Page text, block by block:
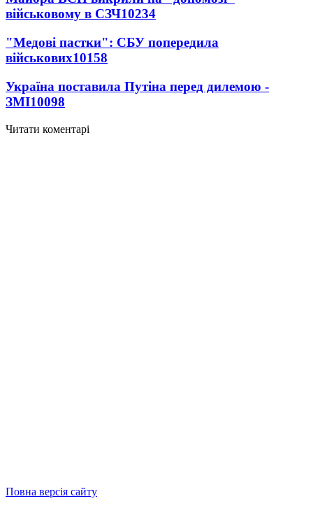
військовому в СЗЧ10234
"Медові пастки": СБУ попередила
військових10158
Україна поставила Путіна перед дилемою -
ЗМІ10098
Читати коментарі
Повна версія сайту